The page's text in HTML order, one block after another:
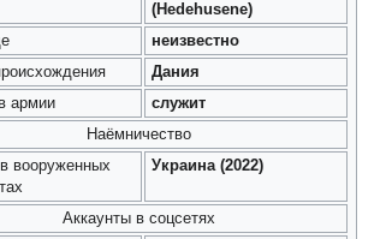
(Hedehusene)
неизвестно
Дания
армии
служит
Наёмничество
вооруженных
Украина (2022)
Аккаунты в соцсетях